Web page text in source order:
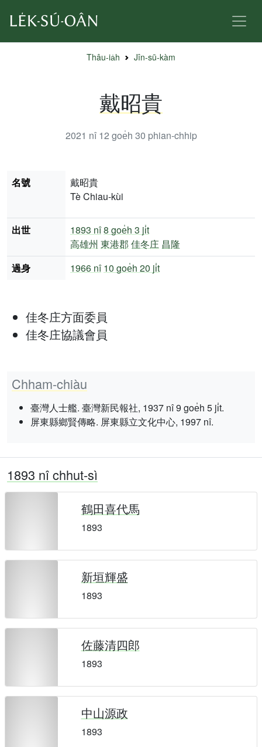
Thâu-ia̍h Jîn-sū-kàm
戴昭貴
2021 nî 12 goe̍h 30 phian-chhip
佳冬庄方面委員
佳冬庄協議會員
Chham-chiàu
臺灣人士艦. 臺灣新民報社, 1937 nî 9 goe̍h 5 ji̍t.
屏東縣鄉賢傳略. 屏東縣立文化中心, 1997 nî.
名號
戴昭貴
Tè Chiau-kùi
出世 1893 nî8 goe̍h 3 ji̍t
高雄州 東港郡 佳冬庄 昌隆
過身
1966 nî 10 goe̍h 20 ji̍t
1893 nî chhut-sì
鶴田喜代馬
1893
新垣輝盛
1893
佐藤清四郎
1893
中山源政
1893